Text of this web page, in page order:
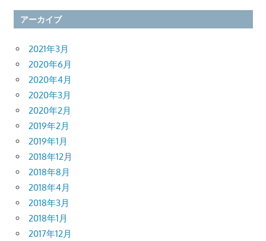
アーカイブ
2021年3月
2020年6月
2020年4月
2020年3月
2020年2月
2019年2月
2019年1月
2018年12月
2018年8月
2018年4月
2018年3月
2018年1月
2017年12月